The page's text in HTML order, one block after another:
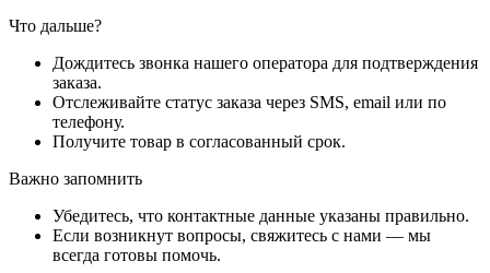
Что дальше?
Дождитесь звонка нашего оператора для подтверждения
заказа.
Отслеживайте статус заказа через SMS, email или по
телефону.
Получите товар в согласованный срок.
Важно запомнить
Убедитесь, что контактные данные указаны правильно.
Если возникнут вопросы, свяжитесь с нами — мы
всегда готовы помочь.